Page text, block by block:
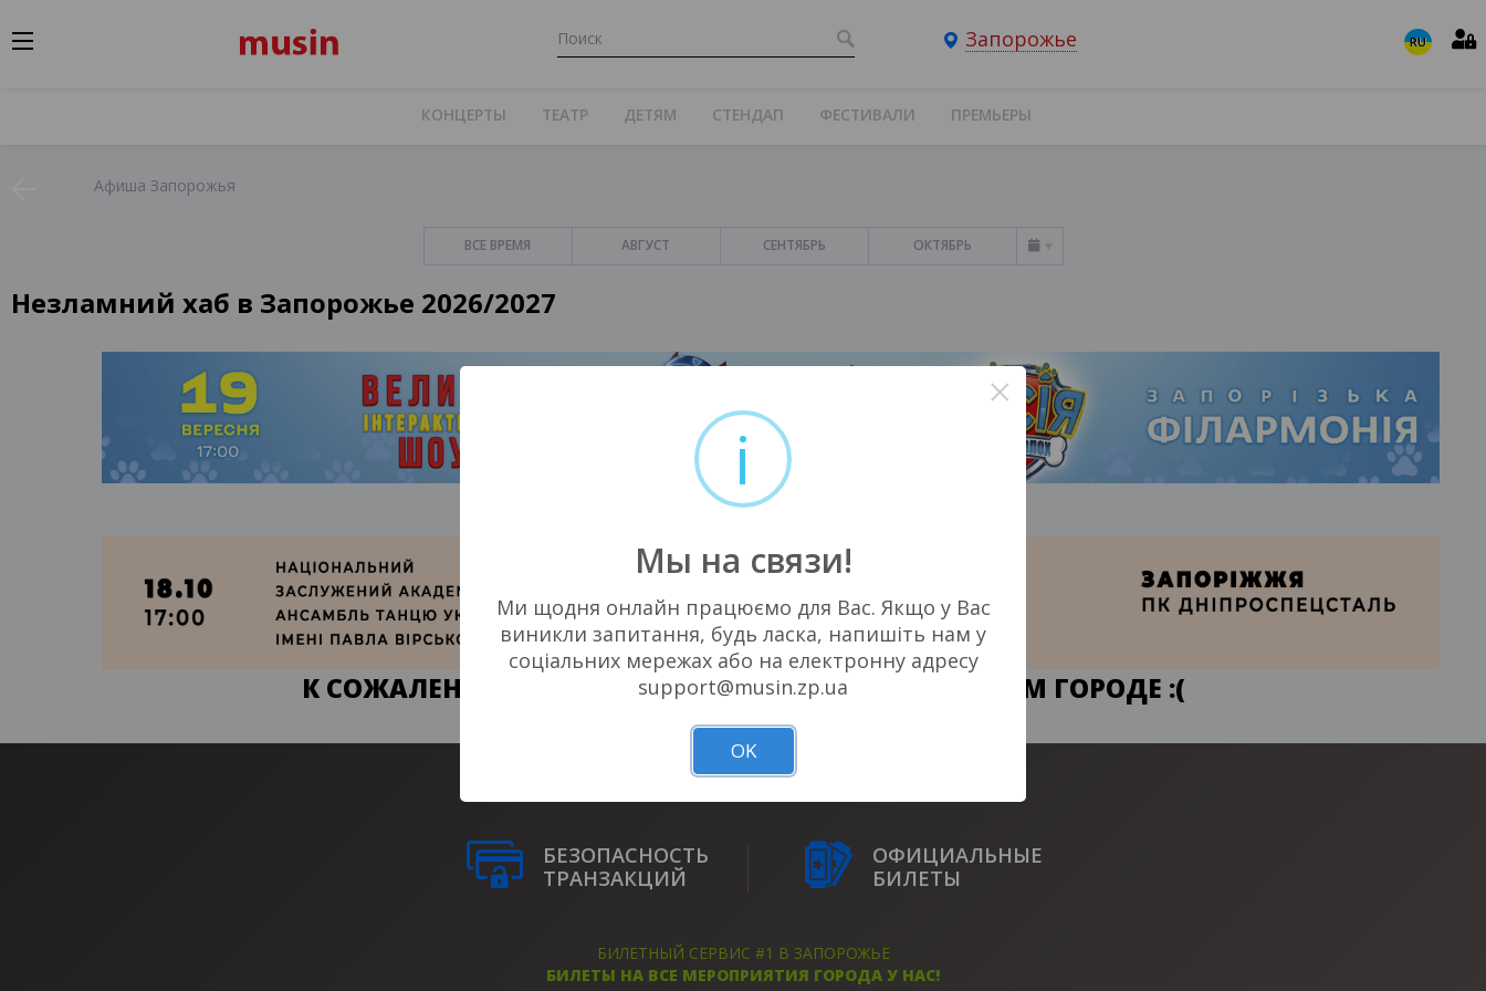
Запорожье RU
КОНЦЕРТЫ ТЕАТР ДЕТЯМ СТЕНДАП ФЕСТИВАЛИ ПРЕМЬЕРЫ
Афиша Запорожья
ВСЕ ВРЕМЯ АВГУСТ СЕНТЯБРЬ ОКТЯБРЬ
Незламний хаб в Запорожье 2026/2027
К СОЖАЛЕНИЮ, НЕТ АКТУАЛЬНЫХ СОБЫТИЙ В ВАШЕМ ГОРОДЕ :(
БЕЗОПАСНОСТЬ
ТРАНЗАКЦИЙ
ОФИЦИАЛЬНЫЕ
БИЛЕТЫ
БИЛЕТНЫЙ СЕРВИС #1 В ЗАПОРОЖЬЕ
БИЛЕТЫ НА ВСЕ МЕРОПРИЯТИЯ ГОРОДА У НАС!
i
Мы на связи!
×
Ми щодня онлайн працюємо для Вас. Якщо у Вас
виникли запитання, будь ласка, напишіть нам у
соціальних мережах або на електронну адресу
support@musin.zp.ua
OK